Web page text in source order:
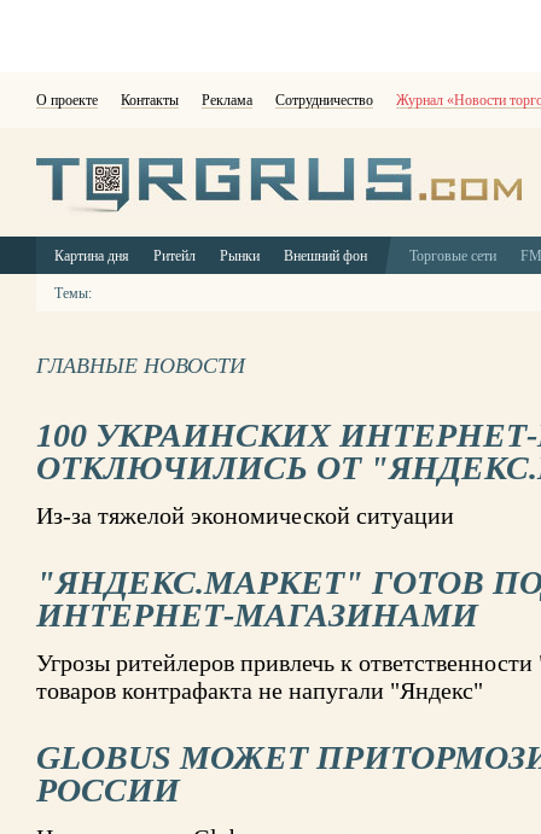
О проекте Контакты Реклама Сотрудничество Журнал «Новости
Картина дня Ритейл Рынки Внешний фон Торговые сети
Темы:
ГЛАВНЫЕ НОВОСТИ
100 УКРАИНСКИХ
ОТКЛЮЧИЛИСЬ ОТ
Из-за тяжелой экономической ситуации
"ЯНДЕКС.МАРКЕТ" ГОТОВ
ИНТЕРНЕТ-МАГАЗИНАМИ
Угрозы ритейлеров привлечь к
товаров контрафакта не напугали "Яндекс"
GLOBUS МОЖЕТ
РОССИИ